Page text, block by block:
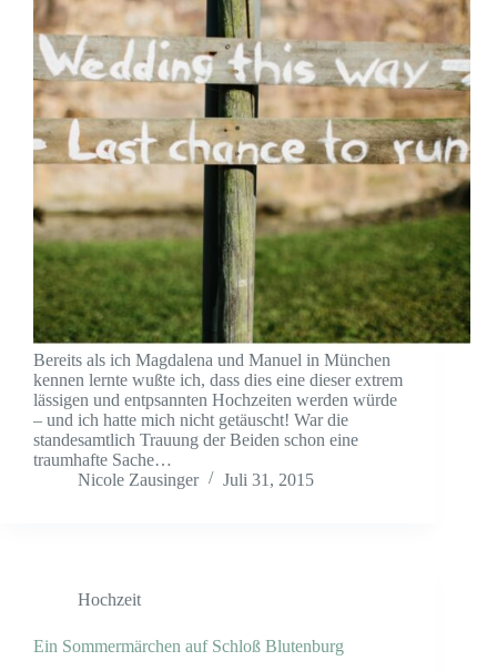
Bereits als ich Magdalena und Manuel in München
kennen lernte wußte ich, dass dies eine dieser extrem
lässigen und entpsannten Hochzeiten werden würde
– und ich hatte mich nicht getäuscht! War die
standesamtlich Trauung der Beiden schon eine
traumhafte Sache…
Nicole Zausinger
Juli 31, 2015
Hochzeit
Ein Sommermärchen auf Schloß Blutenburg